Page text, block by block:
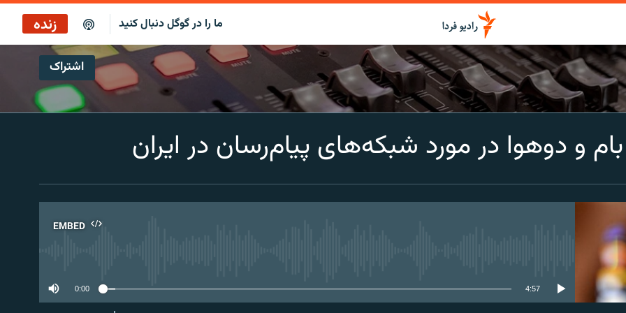
ما را در گوگل دنبال کنید زنده
پخش آنلاین
پخش رادیویی
اشتراک
CastBox
و دوهوا در مورد شبکه‌های پیام‌رسان در ایران
EMBED
0:00 4:57